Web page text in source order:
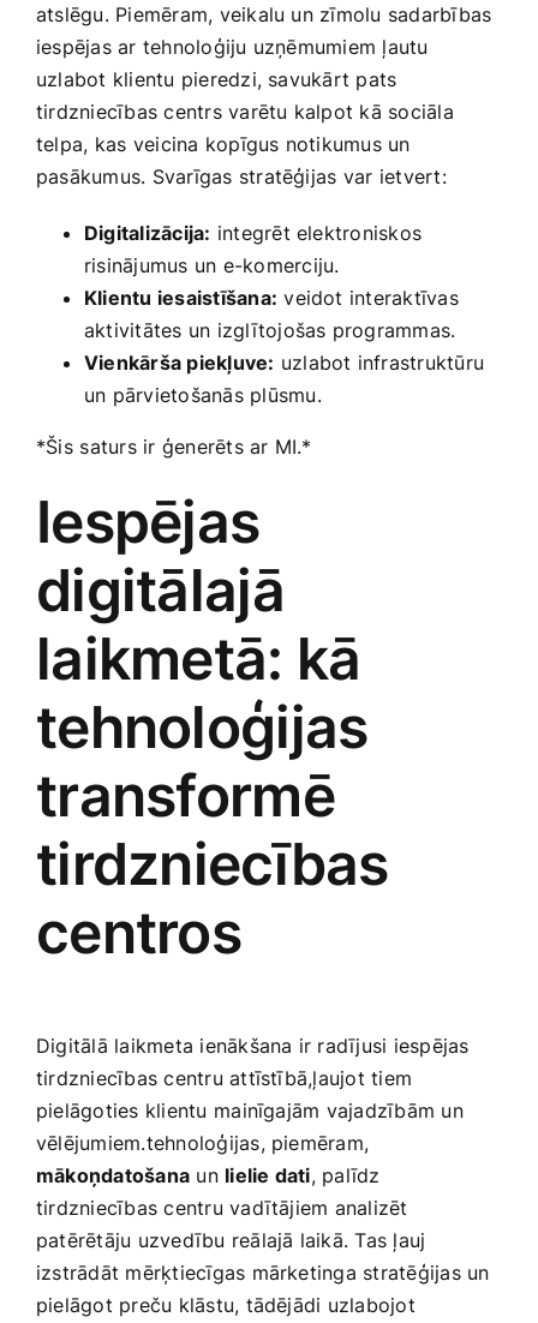
atslēgu. Piemēram, veikalu ​un zīmolu ‌sadarbības
iespējas ar tehnoloģiju uzņēmumiem ļautu
‌uzlabot ​klientu pieredzi, savukārt pats
tirdzniecības centrs varētu kalpot kā‌ sociāla
‍telpa, kas⁢ veicina kopīgus notikumus un
pasākumus. Svarīgas stratēģijas var⁣ ietvert:
Digitalizācija: integrēt elektroniskos
risinājumus un e-komerciju.
Klientu iesaistīšana: veidot interaktīvas
aktivitātes un izglītojošas programmas.
Vienkārša piekļuve: uzlabot infrastruktūru⁤
un pārvietošanās plūsmu.
*Šis ⁢saturs ir ģenerēts ar MI.*
Iespējas
digitālajā
laikmetā: kā
tehnoloģijas
transformē
tirdzniecības
centros
Digitālā laikmeta ienākšana ir radījusi iespējas
tirdzniecības centru attīstībā,ļaujot tiem
pielāgoties klientu ⁤mainīgajām vajadzībām un‌
vēlējumiem.tehnoloģijas, piemēram,
mākoņdatošana un lielie dati, palīdz
tirdzniecības centru vadītājiem analizēt
patērētāju uzvedību reālajā laikā. Tas ļauj​
izstrādāt‍ mērķtiecīgas mārketinga stratēģijas un
pielāgot preču klāstu, tādējādi uzlabojot